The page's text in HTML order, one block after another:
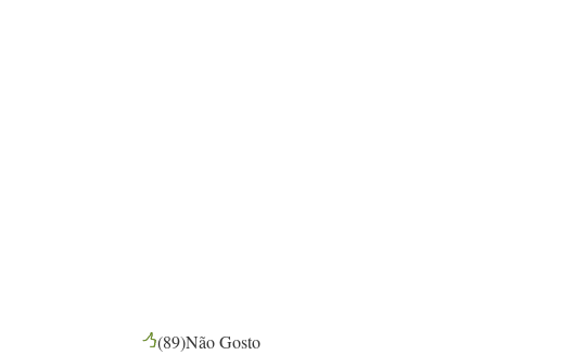
(89)Não Gosto